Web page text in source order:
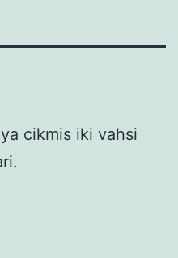
cikmis iki vahsi